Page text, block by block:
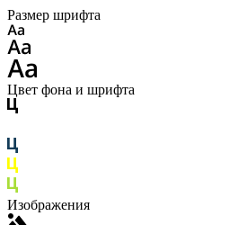
Размер шрифта
Цвет фона и шрифта
Изображения